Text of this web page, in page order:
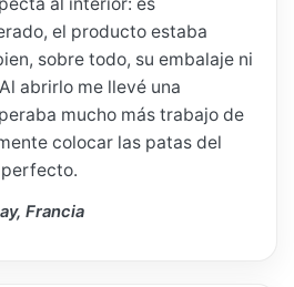
al interior: es
el producto estaba
sobre todo, su embalaje ni
abrirlo me llevé una
mucho más trabajo de
colocar las patas del
Francia